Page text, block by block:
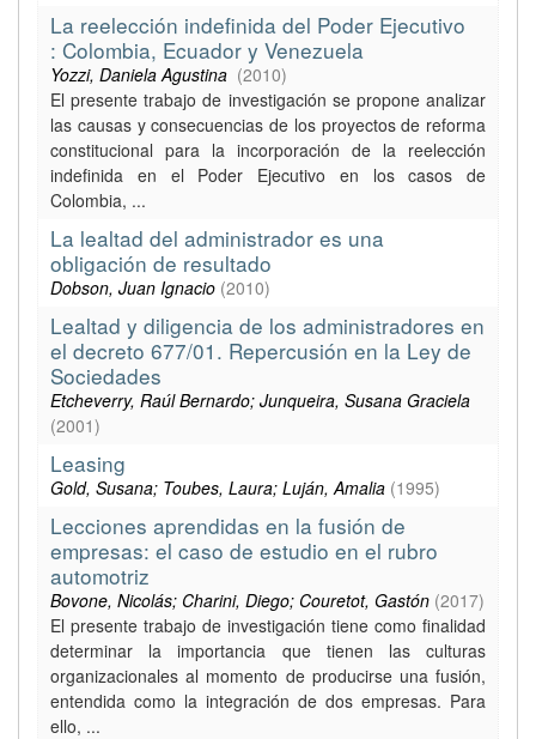
La reelección indefinida del Poder Ejecutivo
: Colombia, Ecuador y Venezuela
Yozzi, Daniela Agustina (2010)
El presente trabajo de investigación se propone analizar
las causas y consecuencias de los proyectos de reforma
constitucional para la incorporación de la reelección
indefinida en el Poder Ejecutivo en los casos de
Colombia, ...
La lealtad del administrador es una
obligación de resultado
Dobson, Juan Ignacio (2010)
Lealtad y diligencia de los administradores en
el decreto 677/01. Repercusión en la Ley de
Sociedades
Etcheverry, Raúl Bernardo; Junqueira, Susana Graciela
(2001)
Leasing
Gold, Susana; Toubes, Laura; Luján, Amalia (1995)
Lecciones aprendidas en la fusión de
empresas: el caso de estudio en el rubro
automotriz
Bovone, Nicolás; Charini, Diego; Couretot, Gastón (2017)
El presente trabajo de investigación tiene como finalidad
determinar la importancia que tienen las culturas
organizacionales al momento de producirse una fusión,
entendida como la integración de dos empresas. Para
ello, ...